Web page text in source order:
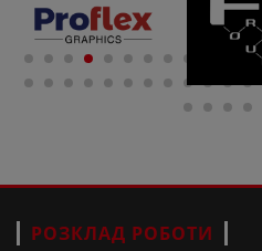
РОЗКЛАД РОБОТИ